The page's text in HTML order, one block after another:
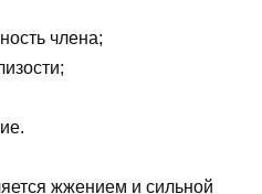
члена;
жжением и сильной